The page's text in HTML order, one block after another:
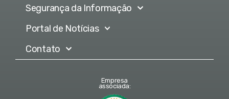
Segurança da Informação
Portal de Notícias
Contato
Empresa
associada: